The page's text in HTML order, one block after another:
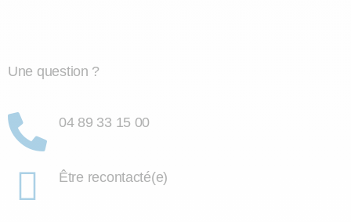
Une question ?
04 89 33 15 00
Être recontacté(e)